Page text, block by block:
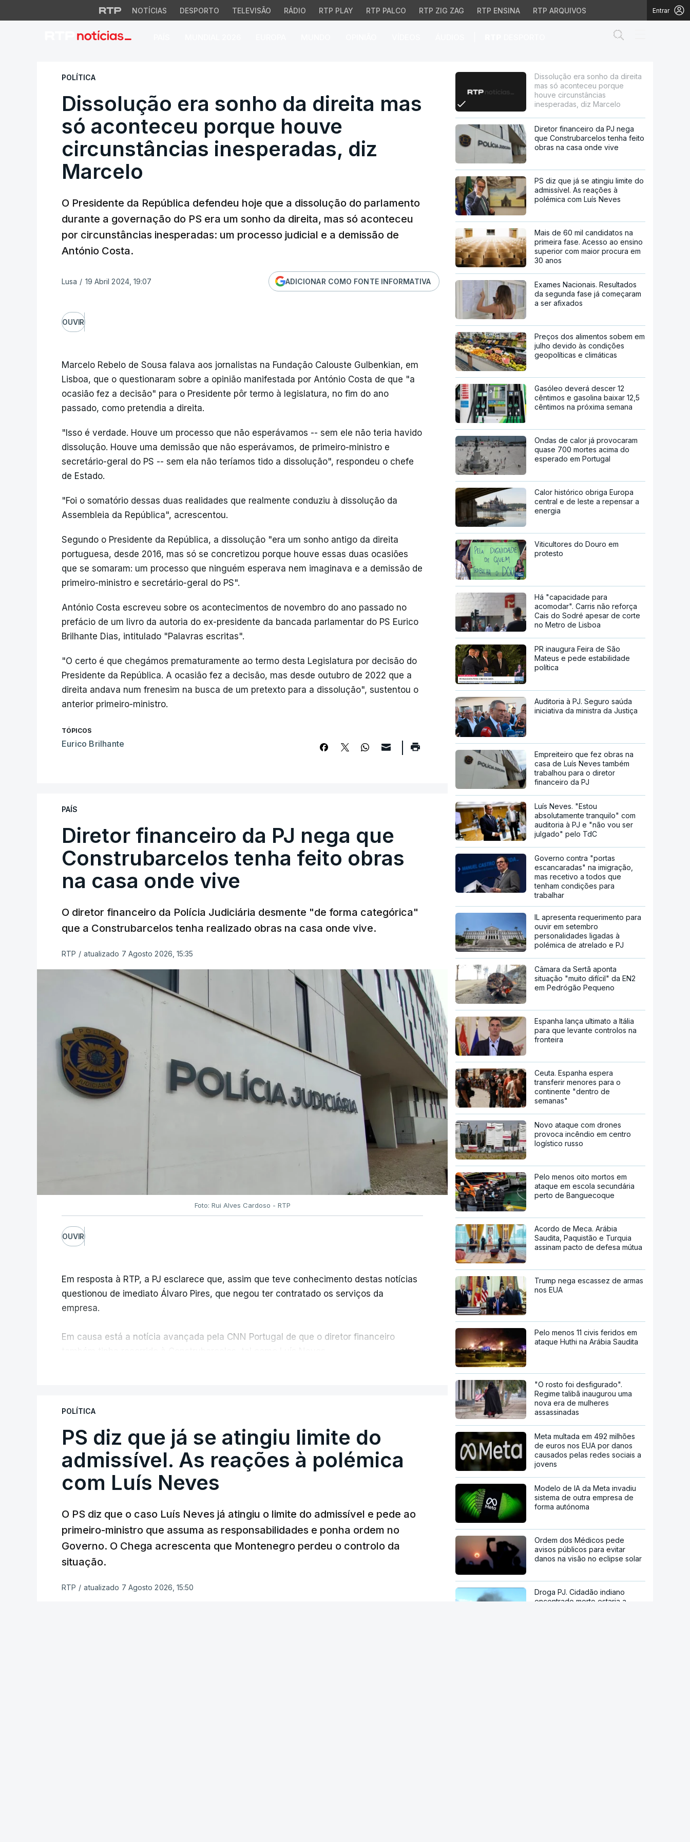
NOTÍCIAS DESPORTO TELEVISÃO RÁDIO RTP PLAY RTP PALCO RTP ZIG ZAG RTP ENSINA RTP ARQUIVOS Entrar
Dissolução era sonho da direita mas só aconteceu porque
POLÍTICA
Dissolução era sonho da direita mas
só aconteceu porque houve
circunstâncias inesperadas, diz
Marcelo
O Presidente da República defendeu hoje que a dissolução do parlamento
durante a governação do PS era um sonho da direita, mas só aconteceu
por circunstâncias inesperadas: um processo judicial e a demissão de
António Costa.
Lusa / 19 Abril 2024, 19:07 ADICIONAR COMO FONTE INFORMATIVA
OUVIR
Marcelo Rebelo de Sousa falava aos jornalistas na Fundação Calouste Gulbenkian, em
Lisboa, que o questionaram sobre a opinião manifestada por António Costa de que "a
ocasião fez a decisão" para o Presidente pôr termo à legislatura, no fim do ano
passado, como pretendia a direita.
"Isso é verdade. Houve um processo que não esperávamos -- sem ele não teria havido
dissolução. Houve uma demissão que não esperávamos, de primeiro-ministro e
secretário-geral do PS -- sem ela não teríamos tido a dissolução", respondeu o chefe
de Estado.
"Foi o somatório dessas duas realidades que realmente conduziu à dissolução da
Assembleia da República", acrescentou.
Segundo o Presidente da República, a dissolução "era um sonho antigo da direita
portuguesa, desde 2016, mas só se concretizou porque houve essas duas ocasiões
que se somaram: um processo que ninguém esperava nem imaginava e a demissão de
primeiro-ministro e secretário-geral do PS".
António Costa escreveu sobre os acontecimentos de novembro do ano passado no
prefácio de um livro da autoria do ex-presidente da bancada parlamentar do PS Eurico
Brilhante Dias, intitulado "Palavras escritas".
"O certo é que chegámos prematuramente ao termo desta Legislatura por decisão do
Presidente da República. A ocasião fez a decisão, mas desde outubro de 2022 que a
direita andava num frenesim na busca de um pretexto para a dissolução", sustentou o
anterior primeiro-ministro.
TÓPICOS
Eurico Brilhante
PAÍS
Diretor financeiro da PJ nega que
Construbarcelos tenha feito obras
na casa onde vive
O diretor financeiro da Polícia Judiciária desmente "de forma categórica"
que a Construbarcelos tenha realizado obras na casa onde vive.
RTP / atualizado 7 Agosto 2026, 15:35
Foto: Rui Alves Cardoso - RTP
OUVIR
Em resposta à RTP, a PJ esclarece que, assim que teve conhecimento destas notícias
questionou de imediato Álvaro Pires, que negou ter contratado os serviços da
empresa.
Em causa está a notícia avançada pela CNN Portugal de que o diretor financeiro
ARTIGOS RELACIONADOS
Empreiteiro da Construbarcelos também fez obras na casa do
diretor financeiro da PJ
atualizado 7 Agosto 2026, 14:25
Empreiteiro que fez obras na casa de Luís Neves também
trabalhou para o diretor financeiro da PJ
atualizado 7 Agosto 2026, 14:26
POLÍTICA
PS diz que já se atingiu limite do
admissível. As reações à polémica
com Luís Neves
O PS diz que o caso Luís Neves já atingiu o limite do admissível e pede ao
primeiro-ministro que assuma as responsabilidades e ponha ordem no
Governo. O Chega acrescenta que Montenegro perdeu o controlo da
situação.
RTP / atualizado 7 Agosto 2026, 15:50
Dissolução era sonho da direita
mas só aconteceu porque
houve circunstâncias
inesperadas, diz Marcelo
Diretor financeiro da PJ nega
que Construbarcelos tenha feito
obras na casa onde vive
PS diz que já se atingiu limite do
admissível. As reações à
polémica com Luís Neves
Mais de 60 mil candidatos na
primeira fase. Acesso ao ensino
superior com maior procura em
30 anos
Exames Nacionais. Resultados
da segunda fase já começaram
a ser afixados
Preços dos alimentos sobem em
julho devido às condições
geopolíticas e climáticas
Gasóleo deverá descer 12
cêntimos e gasolina baixar 12,5
cêntimos na próxima semana
Ondas de calor já provocaram
quase 700 mortes acima do
esperado em Portugal
Calor histórico obriga Europa
central e de leste a repensar a
energia
Viticultores do Douro em
protesto
Há "capacidade para
acomodar". Carris não reforça
Cais do Sodré apesar de corte
no Metro de Lisboa
PR inaugura Feira de São
Mateus e pede estabilidade
política
Auditoria à PJ. Seguro saúda
iniciativa da ministra da Justiça
Empreiteiro que fez obras na
casa de Luís Neves também
trabalhou para o diretor
financeiro da PJ
Luís Neves. "Estou
absolutamente tranquilo" com
auditoria à PJ e "não vou ser
julgado" pelo TdC
Governo contra "portas
escancaradas" na imigração,
mas recetivo a todos que
tenham condições para
trabalhar
IL apresenta requerimento para
ouvir em setembro
personalidades ligadas à
polémica de atrelado e PJ
Câmara da Sertã aponta
situação "muito difícil" da EN2
em Pedrógão Pequeno
Espanha lança ultimato a Itália
para que levante controlos na
fronteira
Ceuta. Espanha espera
transferir menores para o
continente "dentro de
semanas"
Novo ataque com drones
provoca incêndio em centro
logístico russo
Pelo menos oito mortos em
ataque em escola secundária
perto de Banguecoque
Acordo de Meca. Arábia
Saudita, Paquistão e Turquia
assinam pacto de defesa mútua
Trump nega escassez de armas
nos EUA
Pelo menos 11 civis feridos em
ataque Huthi na Arábia Saudita
"O rosto foi desfigurado".
Regime talibã inaugurou uma
nova era de mulheres
assassinadas
Meta multada em 492 milhões
de euros nos EUA por danos
causados pelas redes sociais a
jovens
Modelo de IA da Meta invadiu
sistema de outra empresa de
forma autónoma
Ordem dos Médicos pede
avisos públicos para evitar
danos na visão no eclipse solar
Droga PJ. Cidadão indiano
encontrado morto estaria a